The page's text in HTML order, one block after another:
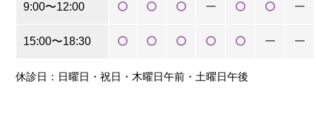
9:00〜12:00 ー ー
15:00〜18:30 ー ー
休診日：日曜日・祝日・木曜日午前・土曜日午後